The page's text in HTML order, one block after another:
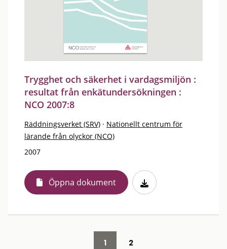
Trygghet och säkerhet i vardagsmiljön :
resultat från enkätundersökningen :
NCO 2007:8
Räddningsverket (SRV) · Nationellt centrum för
lärande från olyckor (NCO)
2007
Öppna dokument
1 2